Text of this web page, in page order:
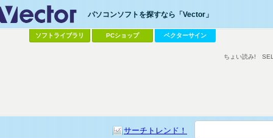
パソコンソフトを探すなら「Vector」
ソフトライブラリ PCショップ ベクターサイン
サーチトレンド！
ちょい読み!